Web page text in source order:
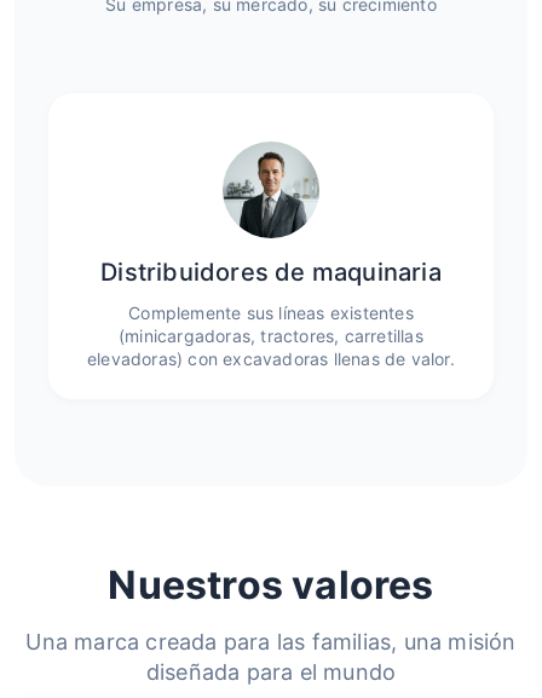
Distribuidores de maquinaria
Complemente sus líneas existentes
(minicargadoras, tractores, carretillas
elevadoras) con excavadoras llenas de valor.
Nuestros valores
Una marca creada para las familias, una misión
diseñada para el mundo